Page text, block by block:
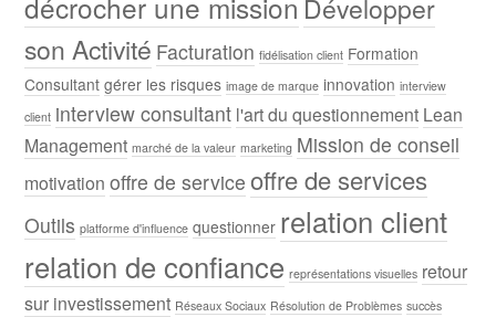
Développer
son Activité Facturation fidélisation client Formation
Consultant gérer les risques image de marque innovation interview
client interview consultant l'art du questionnement Lean
Management marché de la valeur marketing Mission de conseil
motivation offre de service offre de services
Outils platforme d'influence questionner relation client
relation de confiance représentations visuelles retour
sur investissement Réseaux Sociaux Résolution de Problèmes succès